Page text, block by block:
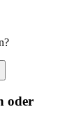
oder